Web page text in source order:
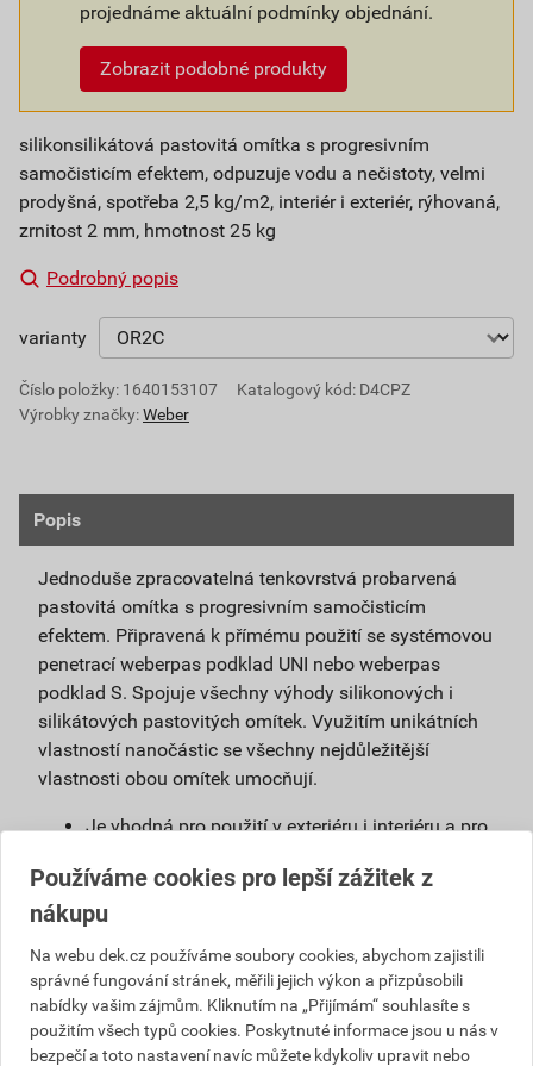
projednáme aktuální podmínky objednání.
Zobrazit podobné produkty
silikonsilikátová pastovitá omítka s progresivním
samočisticím efektem, odpuzuje vodu a nečistoty, velmi
prodyšná, spotřeba 2,5 kg/m2, interiér i exteriér, rýhovaná,
zrnitost 2 mm, hmotnost 25 kg
Podrobný popis
varianty
Číslo položky: 1640153107
Katalogový kód: D4CPZ
Výrobky značky:Weber
Popis
Jednoduše zpracovatelná tenkovrstvá probarvená
pastovitá omítka s progresivním samočisticím
efektem. Připravená k přímému použití se systémovou
penetrací weberpas podklad UNI nebo weberpas
podklad S. Spojuje všechny výhody silikonových i
silikátových pastovitých omítek. Využitím unikátních
vlastností nanočástic se všechny nejdůležitější
vlastnosti obou omítek umocňují.
Je vhodná pro použití v exteriéru i interiéru a pro
na vlhké zdivo.
Použitím samočisticí omítky weberpas
fasády a podstatně snižují náklady na její
údržbu.
Díky velmi malému podílu organických částic
obsažených v omítce, vzniká na povrchu omítky
Používáme cookies pro lepší zážitek z
nákupu
Na webu dek.cz používáme soubory cookies, abychom zajistili
správné fungování stránek, měřili jejich výkon a přizpůsobili
nabídky vašim zájmům. Kliknutím na „Přijímám“ souhlasíte s
použitím všech typů cookies. Poskytnuté informace jsou u nás v
bezpečí a toto nastavení navíc můžete kdykoliv upravit nebo